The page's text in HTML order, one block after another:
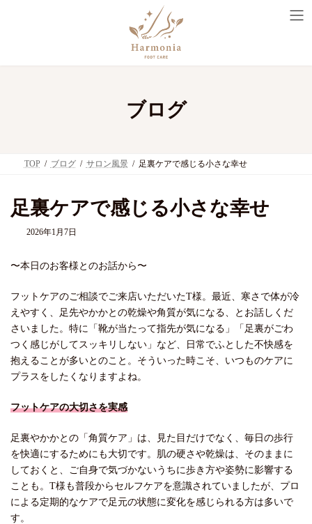
ブログ
TOP ブログ サロン風景 足裏ケアで感じる小さな幸せ
足裏ケアで感じる小さな幸せ
2026年1月7日
〜本日のお客様とのお話から〜
フットケアのご相談でご来店いただいたT様。最近、寒さで体が冷
えやすく、足先やかかとの乾燥や角質が気になる、とお話しくだ
さいました。特に「靴が当たって指先が気になる」「足裏がごわ
つく感じがしてスッキリしない」など、日常でふとした不快感を
抱えることが多いとのこと。そういった時こそ、いつものケアに
プラスをしたくなりますよね。
フットケアの大切さを実感
足裏やかかとの「角質ケア」は、見た目だけでなく、毎日の歩行
を快適にするためにも大切です。肌の硬さや乾燥は、そのままに
しておくと、ご自身で気づかないうちに歩き方や姿勢に影響する
ことも。T様も普段からセルフケアを意識されていましたが、プロ
による定期的なケアで足元の状態に変化を感じられる方は多いで
す。